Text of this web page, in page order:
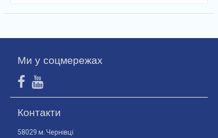
Ми у соцмережах
Контакти
58029 м. Чернівці